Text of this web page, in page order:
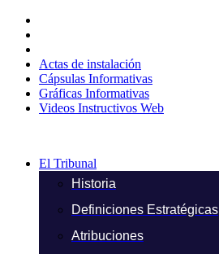
contenido
Actas de instalación
Cápsulas Informativas
Gráficas Informativas
Videos Instructivos Web
El Tribunal
Historia
Definiciones Estratégicas
Atribuciones